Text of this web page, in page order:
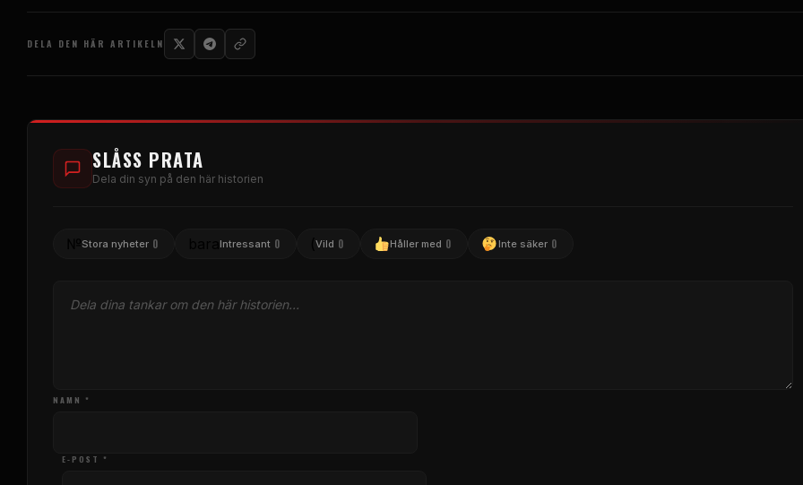
DELA DEN HÄR ARTIKELN
SLÅSS PRATA
Dela din syn på den här historien
Stora nyheter 0 Intressant 0 Vild 0 Håller med 0 Inte säker 0
NAMN *
E-POST *